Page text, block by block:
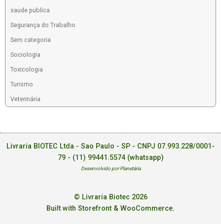
saude publica
Segurança do Trabalho
Sem categoria
Sociologia
Toxicologia
Turismo
Veterinária
Livraria BIOTEC Ltda - Sao Paulo - SP - CNPJ 07.993.228/0001-
79 - (11) 99441.5574 (whatsapp)
Desenvolvido por Planetária
© Livraria Biotec 2026
Built with Storefront & WooCommerce.